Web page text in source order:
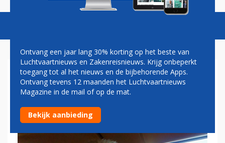
HERMAN MATEBOER:
CREWBORREL
Ontvang een jaar lang 30% korting op het beste van
Luchtvaartnieuws en Zakenreisnieuws. Krijg onbeperkt
toegang tot al het nieuws en de bijbehorende Apps.
Ontvang tevens 12 maanden het Luchtvaartnieuws
Magazine in de mail of op de mat.
Bekijk aanbieding